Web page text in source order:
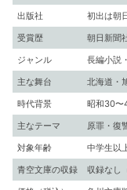
出版社
初出は朝
受賞歴
朝日新聞
ジャンル
長編小説
主な舞台
北海道・
時代背景
昭和30〜
主なテーマ
原罪・復
対象年齢
中学生以
青空文庫の収録
収録なし